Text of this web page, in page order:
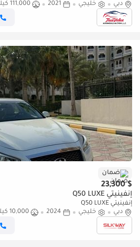
دبي
خليجي 2021
111,000 كيلومتر
ضمان
$ 23,300
إنفينيتي Q50 LUXE
إنفينيتي Q50 LUXE
دبي
خليجي 2024
10,000 كيلومتر